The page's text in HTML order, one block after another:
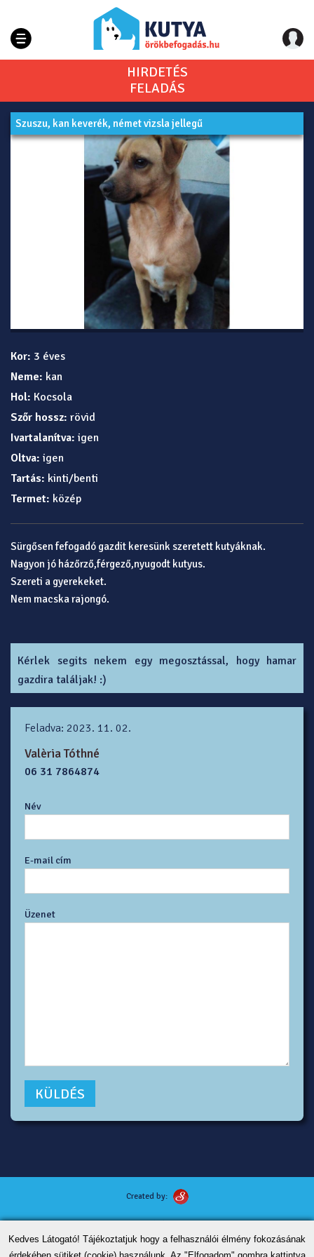
HIRDETÉS
FELADÁS
Szuszu, kan keverék, német vizsla jellegű
Kor: 3 éves
Neme: kan
Hol: Kocsola
Szőr hossz: rövid
Ivartalanítva: igen
Oltva: igen
Tartás: kinti/benti
Termet: közép
Sürgősen fefogadó gazdit keresünk szeretett kutyáknak.
Nagyon jó házőrző,férgező,nyugodt kutyus.
Szereti a gyerekeket.
Nem macska rajongó.
Kérlek segits nekem egy megosztással, hogy hamar
gazdira találjak! :)
Feladva: 2023. 11. 02.
Valèria Tóthné
06 31 7864874
Név
E-mail cím
Üzenet
Created by:
ÁSZF
Kedves Látogató! Tájékoztatjuk hogy a felhasználói élmény fokozásának